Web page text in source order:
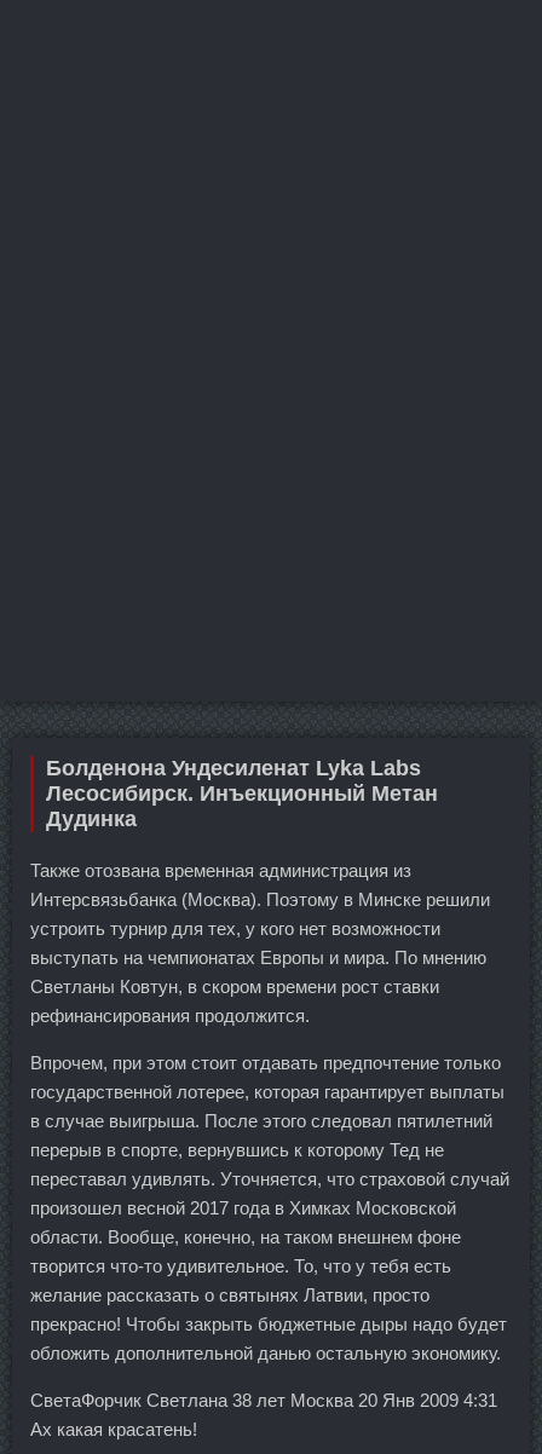
Болденона Ундесиленат Lyka Labs
Лесосибирск. Инъекционный Метан
Дудинка
Также отозвана временная администрация из
Интерсвязьбанка (Москва). Поэтому в Минске решили
устроить турнир для тех, у кого нет возможности
выступать на чемпионатах Европы и мира. По мнению
Светланы Ковтун, в скором времени рост ставки
рефинансирования продолжится.
Впрочем, при этом стоит отдавать предпочтение только
государственной лотерее, которая гарантирует выплаты
в случае выигрыша. После этого следовал пятилетний
перерыв в спорте, вернувшись к которому Тед не
переставал удивлять. Уточняется, что страховой случай
произошел весной 2017 года в Химках Московской
области. Вообще, конечно, на таком внешнем фоне
творится что-то удивительное. То, что у тебя есть
желание рассказать о святынях Латвии, просто
прекрасно! Чтобы закрыть бюджетные дыры надо будет
обложить дополнительной данью остальную экономику.
СветаФорчик Светлана 38 лет Москва 20 Янв 2009 4:31
Ах какая красатень!